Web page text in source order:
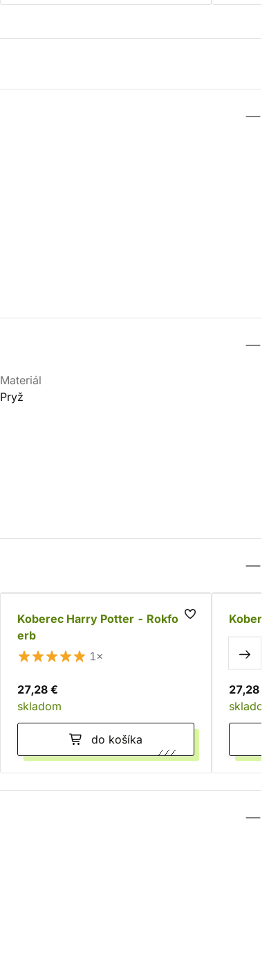
Materiál
Pryž
Koberec Harry Potter - Rokfort
erb
1×
27,28 €
skladom
do košíka
27,28 €
skladom